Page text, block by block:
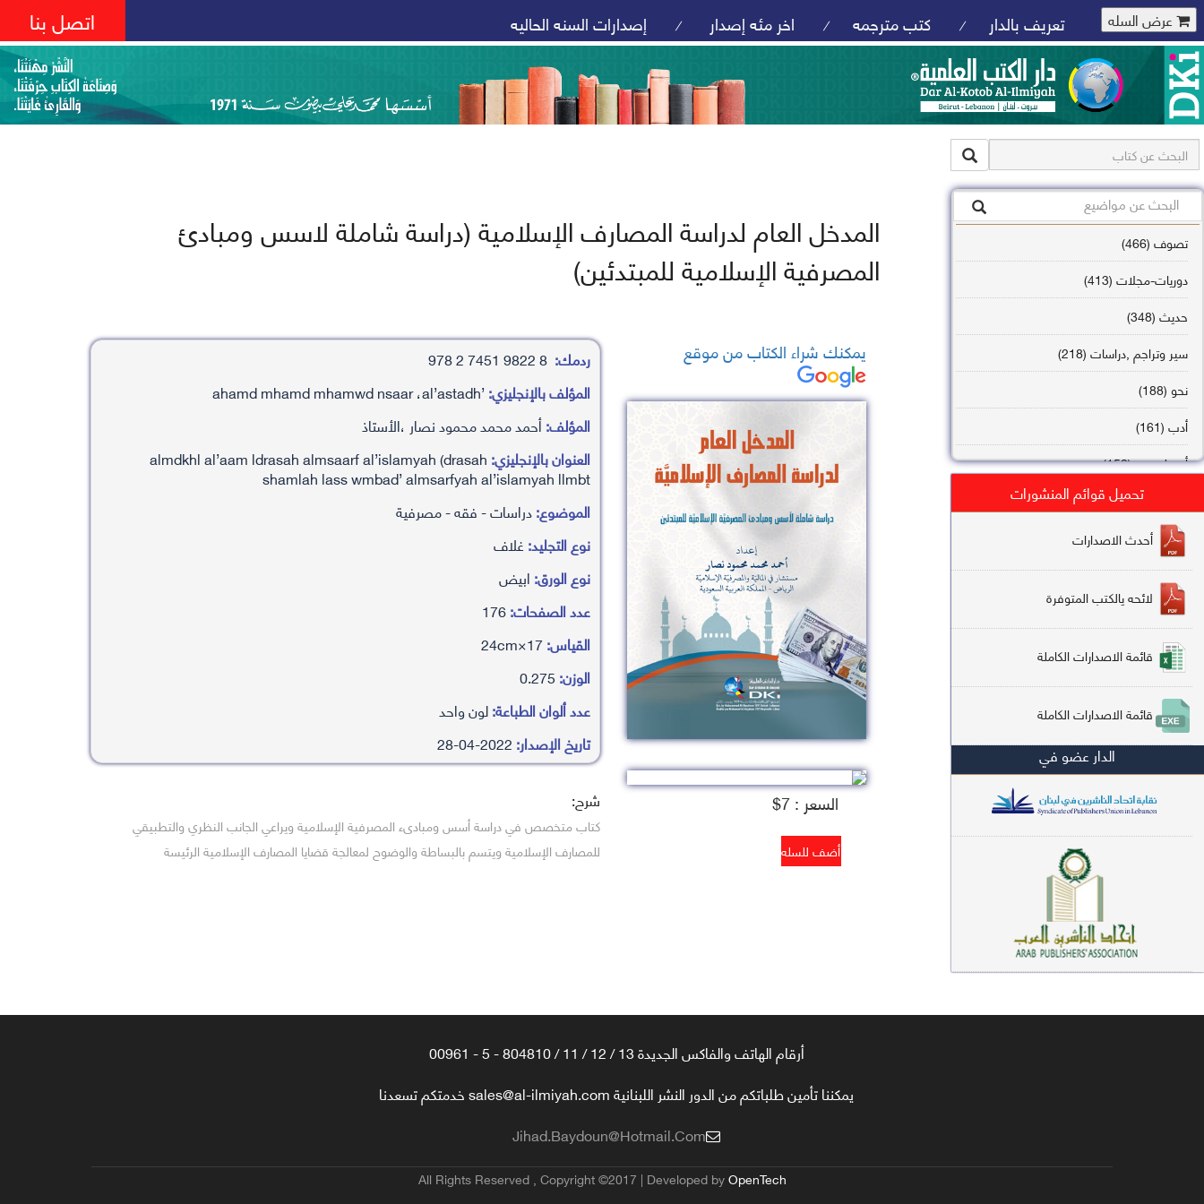
عرض السله تعريف بالدار / كتب مترجمه / اخر مئه إصدار / إصدارات السنه الحاليه اتصل بنا
تصوف (466)
دوريات-مجلات (413)
حديث (348)
سير وتراجم ,دراسات (218)
نحو (188)
أدب (161)
أصول فقه (158)
تاريخ (138)
فقه شافعي (132)
فقه حنفي (113)
فقه مالكي (112)
تفسير قرآن (106)
علم كلام (96)
أخلاق وتصوف (91)
سير وتراجم (90)
معاجم لغوية (89)
سيرة نبوية وتصوف (81)
دراسات إسلامية (75)
شعر (72)
علوم قرآن (66)
فقه عام وأحكام فقهية (62)
تحميل قوائم المنشورات
أحدث الاصدارات
لائحه يالكتب المتوفرة
قائمة الاصدارات الكاملة
قائمة الاصدارات الكاملة
الدار عضو في
المدخل العام لدراسة المصارف الإسلامية (دراسة شاملة لاسس ومبادئ
المصرفية الإسلامية للمبتدئين)
يمكنك شراء الكتاب من موقع
السعر : 7$
ردمك: 8 9822 7451 2 978
المؤلف بالإنجليزي:’ahamd mhamd mhamwd nsaar ،al’astadh
المؤلف:أحمد محمد محمود نصار ،الأستاذ
العنوان بالإنجليزي:almdkhl al’aam ldrasah almsaarf al’islamyah (drasah
shamlah lass wmbad’ almsarfyah al’islamyah llmbt
الموضوع:دراسات - فقه - مصرفية
نوع التجليد:غلاف
نوع الورق:ابيض
عدد الصفحات:176
القياس:17×24cm
الوزن:
عدد ألوان الطباعة:لون واحد
تاريخ الإصدار:
شرح:
كتاب متخصص في دراسة أسس ومبادىء المصرفية الإسلامية ويراعي الجانب النظري والتطبيقي
للمصارف الإسلامية ويتسم بالبساطة والوضوح لمعالجة قضايا المصارف الإسلامية الرئيسة
أرقام الهاتف والفاكس الجديدة 13 / 12 / 11 / 804810 - 5 - 00961
يمكننا تأمين طلباتكم من الدور النشر اللبنانية sales@al-ilmiyah.com خدمتكم تسعدنا
Jihad.baydoun@hotmail.com
All Rights Reserved , Copyright ©2017 | Developed byOpenTech